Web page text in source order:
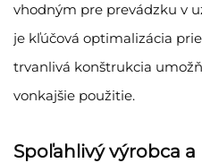
vhodným pre prevádzku v
je kľúčová optimalizácia
trvanlivá konštrukcia
vonkajšie použitie.
Spoľahlivý výrobca a